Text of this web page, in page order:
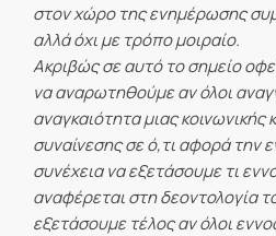
στον χώρο της ενημέρωσης
αλλά όχι με τρόπο μοιραίο.
Ακριβώς σε αυτό το σημείο
να αναρωτηθούμε αν όλοι
αναγκαιότητα μιας κοινωνικής
συναίνεσης σε ό,τι αφορά την
συνέχεια να εξετάσουμε τι
αναφέρεται στη δεοντολογία
εξετάσουμε τέλος αν όλοι